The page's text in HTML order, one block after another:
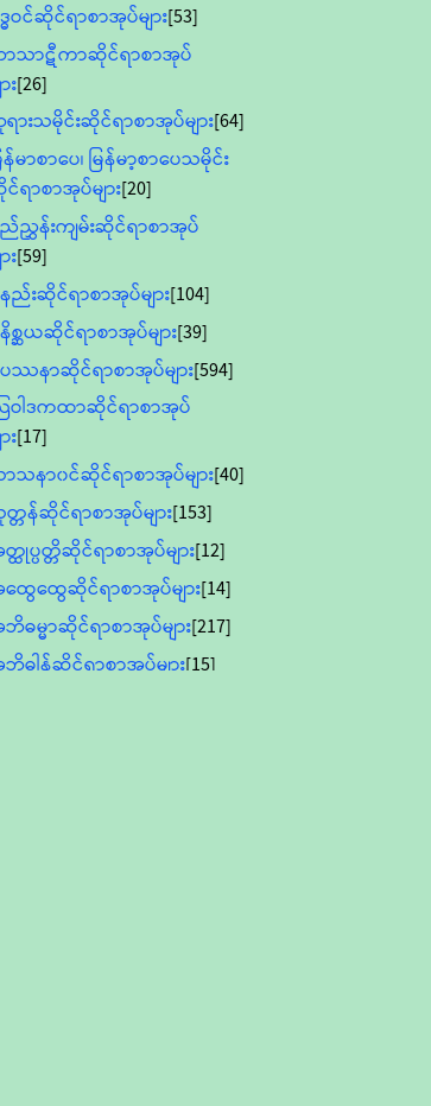
ဓဝင်ဆိုင်ရာစာအုပ်များ[53]
သာဋီကာဆိုင်ရာစာအုပ်
း[26]
ားသမိုင်းဆိုင်ရာစာအုပ်များ[64]
န်မာစာပေ၊ မြန်မာ့စာပေသမိုင်း
ရာစာအုပ်များ[20]
ညွှန်းကျမ်းဆိုင်ရာစာအုပ်
း[59]
ည်းဆိုင်ရာစာအုပ်များ[104]
စ္ဆယဆိုင်ရာစာအုပ်များ[39]
ဿနာဆိုင်ရာစာအုပ်များ[594]
ဝါဒကထာဆိုင်ရာစာအုပ်
း[17]
သနာ၀င်ဆိုင်ရာစာအုပ်များ[40]
တန်ဆိုင်ရာစာအုပ်များ[153]
ထုပ္ပတ္တိဆိုင်ရာစာအုပ်များ[12]
ေထွေဆိုင်ရာစာအုပ်များ[14]
ဓမ္မာဆိုင်ရာစာအုပ်များ[217]
ဓါန်ဆိုင်ရာစာအုပ်များ[15]